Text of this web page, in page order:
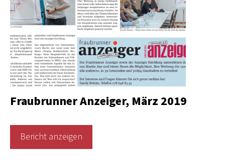
Fraubrunner Anzeiger, März 2019
Bericht anzeigen